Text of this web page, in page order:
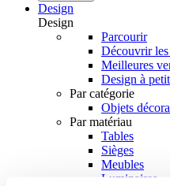
Design
Design
Parcourir
Découvrir
Meilleures
Design à
Par catégorie
Objets
Par matériau
Tables
Sièges
Meubles
Luminaires